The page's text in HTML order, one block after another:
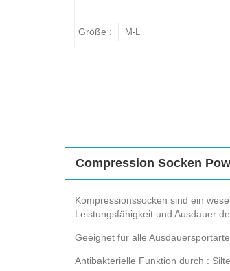
Größe :
Compression Socken
Kompressionssocken sind ein
Leistungsfähigkeit und Ausdauer
Geeignet für alle
Antibakterielle Funktion durch :